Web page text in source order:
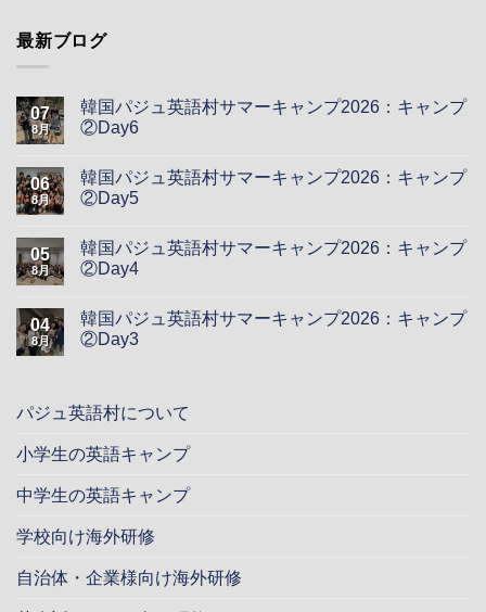
最新ブログ
07
8月
韓国パジュ英語村サマーキャンプ2026：キャンプ
②Day6
06
8月
韓国パジュ英語村サマーキャンプ2026：キャンプ
②Day5
05
8月
韓国パジュ英語村サマーキャンプ2026：キャンプ
②Day4
04
8月
韓国パジュ英語村サマーキャンプ2026：キャンプ
②Day3
パジュ英語村について
小学生の英語キャンプ
中学生の英語キャンプ
学校向け海外研修
自治体・企業様向け海外研修